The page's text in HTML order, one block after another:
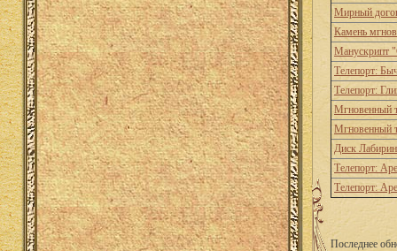
Мирный
Камень
Манускрипт
Телепорт:
Телепорт:
Мгновенный
Мгновенный
Диск
Телепорт:
Телепорт:
Последнее